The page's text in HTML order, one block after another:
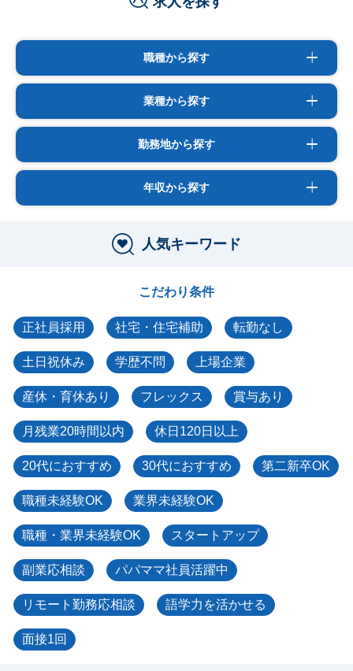
職種から探す
業種から探す
勤務地から探す
年収から探す
人気キーワード
こだわり条件
正社員採用 社宅・住宅補助 転勤なし
土日祝休み 学歴不問 上場企業
産休・育休あり フレックス 賞与あり
月残業20時間以内 休日120日以上
20代におすすめ 30代におすすめ 第二新卒OK
職種未経験OK 業界未経験OK
職種・業界未経験OK スタートアップ
副業応相談 パパママ社員活躍中
リモート勤務応相談 語学力を活かせる
面接1回